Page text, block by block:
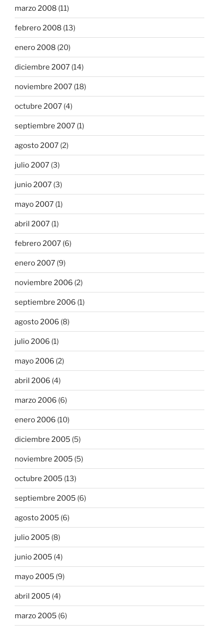
marzo 2008 (11)
febrero 2008 (13)
enero 2008 (20)
diciembre 2007 (14)
noviembre 2007 (18)
octubre 2007 (4)
septiembre 2007 (1)
agosto 2007 (2)
julio 2007 (3)
junio 2007 (3)
mayo 2007 (1)
abril 2007 (1)
febrero 2007 (6)
enero 2007 (9)
noviembre 2006 (2)
septiembre 2006 (1)
agosto 2006 (8)
julio 2006 (1)
mayo 2006 (2)
abril 2006 (4)
marzo 2006 (6)
enero 2006 (10)
diciembre 2005 (5)
noviembre 2005 (5)
octubre 2005 (13)
septiembre 2005 (6)
agosto 2005 (6)
julio 2005 (8)
junio 2005 (4)
mayo 2005 (9)
abril 2005 (4)
marzo 2005 (6)